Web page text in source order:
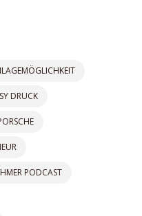
DRUCK
PODCAST